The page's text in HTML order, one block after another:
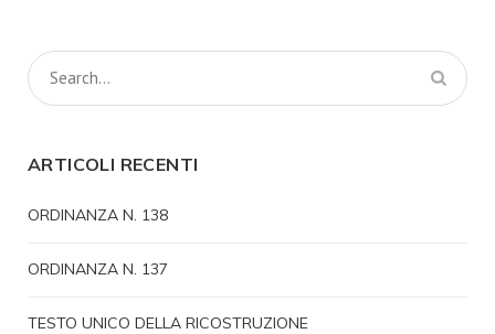
ARTICOLI RECENTI
ORDINANZA N. 138
ORDINANZA N. 137
TESTO UNICO DELLA RICOSTRUZIONE